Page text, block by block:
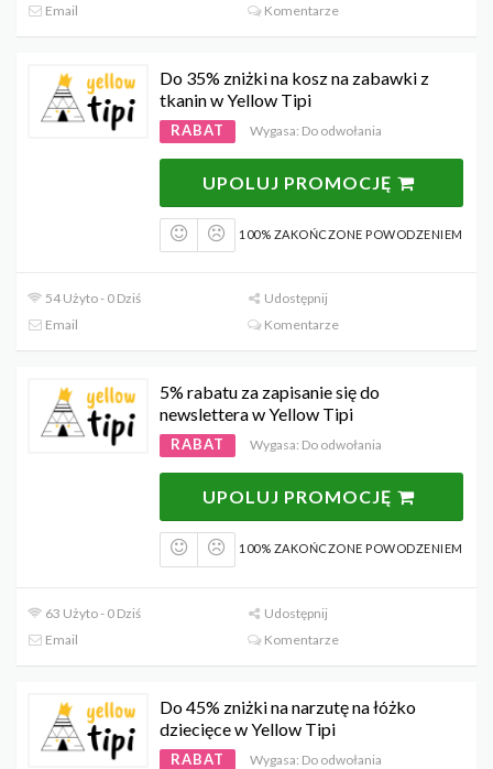
Email
Komentarze
Do 35% zniżki na kosz na zabawki z
tkanin w Yellow Tipi
RABAT Wygasa: Do odwołania
UPOLUJ PROMOCJĘ
100% ZAKOŃCZONE POWODZENIEM
54 Użyto - 0 Dziś
Udostępnij
Email
Komentarze
5% rabatu za zapisanie się do
newslettera w Yellow Tipi
RABAT Wygasa: Do odwołania
UPOLUJ PROMOCJĘ
100% ZAKOŃCZONE POWODZENIEM
63 Użyto - 0 Dziś
Udostępnij
Email
Komentarze
Do 45% zniżki na narzutę na łóżko
dziecięce w Yellow Tipi
RABAT Wygasa: Do odwołania